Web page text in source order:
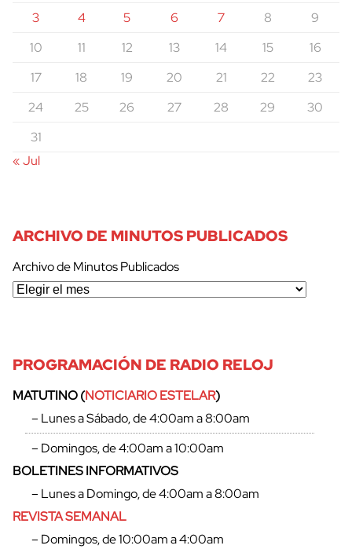
3
4 5 6 7 8
9
10
11 12 13 14 15
16
17
18 19 20 21 22
23
24
25 26 27 28 29
30
31
« Jul
ARCHIVO DE MINUTOS PUBLICADOS
Archivo de Minutos Publicados
PROGRAMACIÓN DE RADIO RELOJ
MATUTINO (NOTICIARIO ESTELAR)
– Lunes a Sábado, de 4:00am a 8:00am
– Domingos, de 4:00am a 10:00am
BOLETINES INFORMATIVOS
– Lunes a Domingo, de 4:00am a 8:00am
REVISTA SEMANAL
– Domingos, de 10:00am a 4:00am